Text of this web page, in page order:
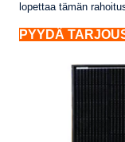
lopettaa tämän
PYYDÄ